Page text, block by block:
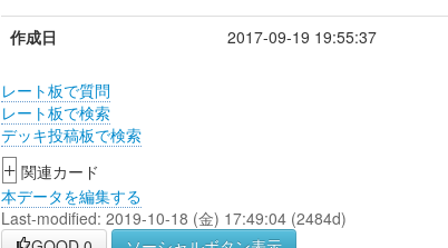
作成日 2017-09-19 19:55:37
レート板で質問
レート板で検索
デッキ投稿板で検索
+ 関連カード
本データを編集する
Last-modified: 2019-10-18 (金) 17:49:04 (2484d)